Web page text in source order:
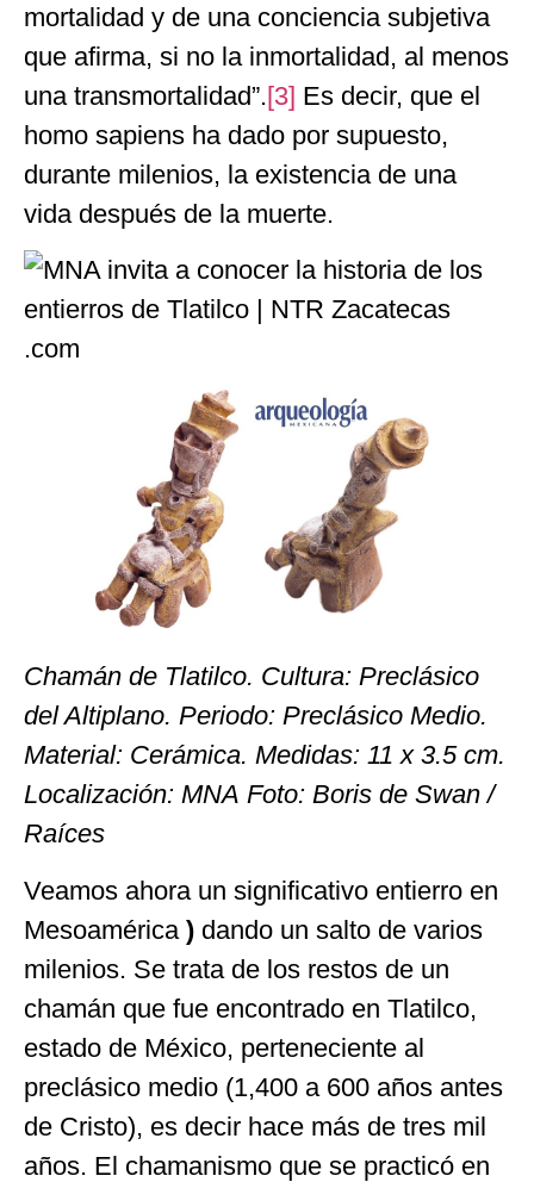
mortalidad y de una conciencia subjetiva
que afirma, si no la inmortalidad, al menos
una transmortalidad”.[3] Es decir, que el
homo sapiens ha dado por supuesto,
durante milenios, la existencia de una
vida después de la muerte.
Chamán de Tlatilco. Cultura: Preclásico
del Altiplano. Periodo: Preclásico Medio.
Material: Cerámica. Medidas: 11 x 3.5 cm.
Localización: MNA Foto: Boris de Swan /
Raíces
Veamos ahora un significativo entierro en
Mesoamérica ) dando un salto de varios
milenios. Se trata de los restos de un
chamán que fue encontrado en Tlatilco,
estado de México, perteneciente al
preclásico medio (1,400 a 600 años antes
de Cristo), es decir hace más de tres mil
años. El chamanismo que se practicó en